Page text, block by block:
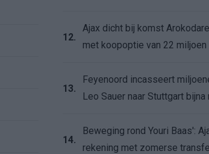
12.
Ajax dicht bij komst
met koopoptie van 22 miljoen
13.
Feyenoord incasseert
Leo Sauer naar Stuttgart bijna
14.
Beweging rond Youri Baas':
rekening met zomerse